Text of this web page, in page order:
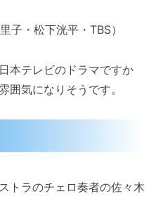
子・松下洸平・TBS）
本テレビのドラマですか
囲気になりそうです。
トラのチェロ奏者の佐々木